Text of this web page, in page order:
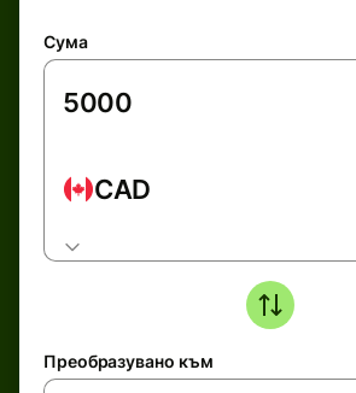
Сума
CAD
Преобразувано към